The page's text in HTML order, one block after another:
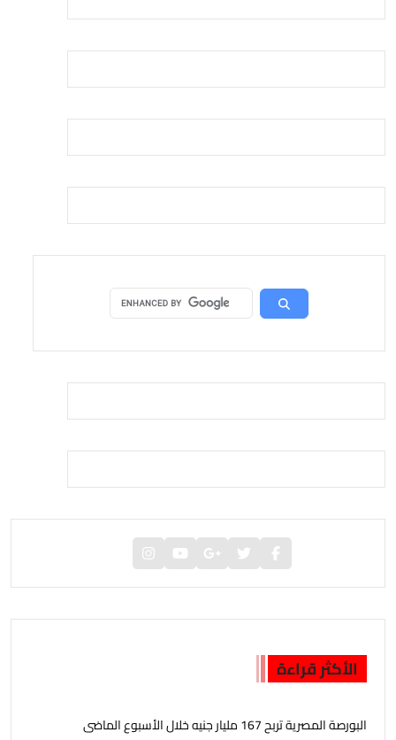
الأكثر قراءة
البورصة المصرية تربح 167 مليار جنيه خلال الأسبوع الماضى